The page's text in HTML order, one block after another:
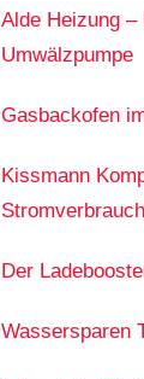
Alde Heizung –
Umwälzpumpe
Gasbackofen
Kissmann
Stromverbrauch
Der
Wassersparen